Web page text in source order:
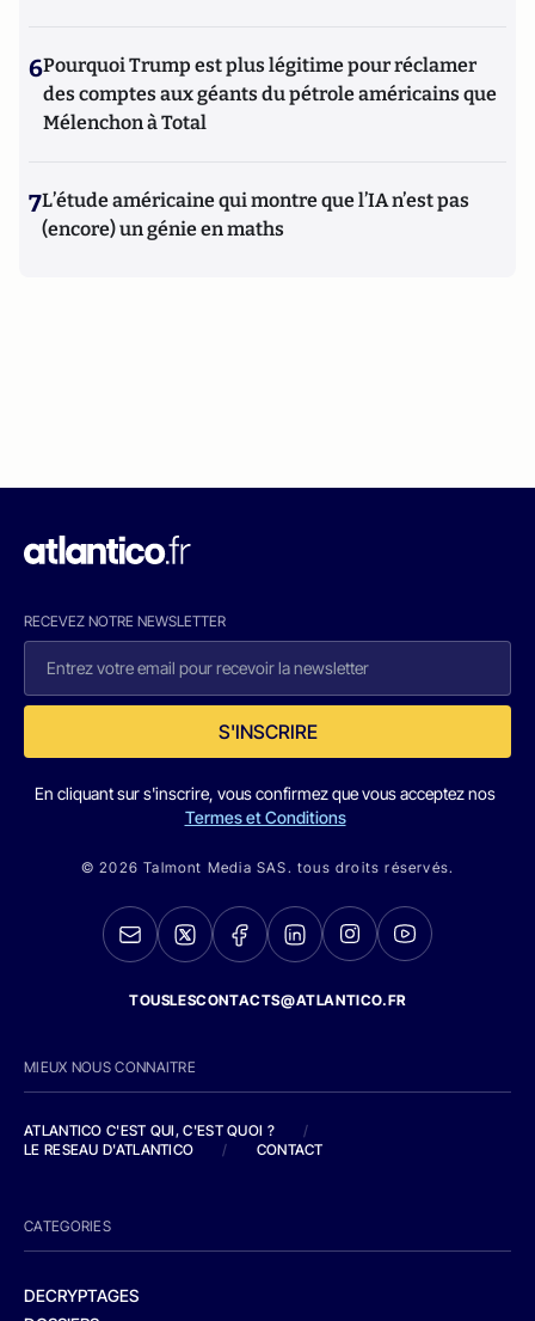
6Pourquoi Trump est plus légitime pour réclamer
des comptes aux géants du pétrole américains que
Mélenchon à Total
7L’étude américaine qui montre que l’IA n’est pas
(encore) un génie en maths
RECEVEZ NOTRE NEWSLETTER
S'INSCRIRE
En cliquant sur s'inscrire, vous confirmez que vous acceptez nos
Termes et Conditions
© 2026 Talmont Media SAS. tous droits réservés.
TOUSLESCONTACTS@ATLANTICO.FR
MIEUX NOUS CONNAITRE
ATLANTICO C'EST QUI, C'EST QUOI ?
/
LE RESEAU D'ATLANTICO
/ CONTACT
CATEGORIES
DECRYPTAGES